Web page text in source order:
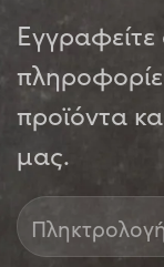
προϊόντα
μας.